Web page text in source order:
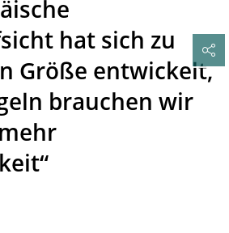
hat sich zu
Größe entwickelt,
brauchen wir